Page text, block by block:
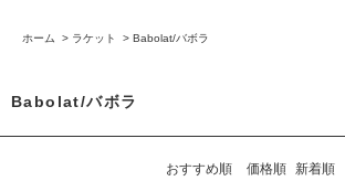
ホーム > ラケット > Babolat/バボラ
Babolat/バボラ
おすすめ順 価格順 新着順